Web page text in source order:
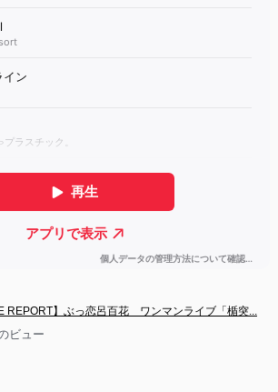
REPORT】ぶっ恋呂百花　ワンマンライブ「楯突...
ビュー